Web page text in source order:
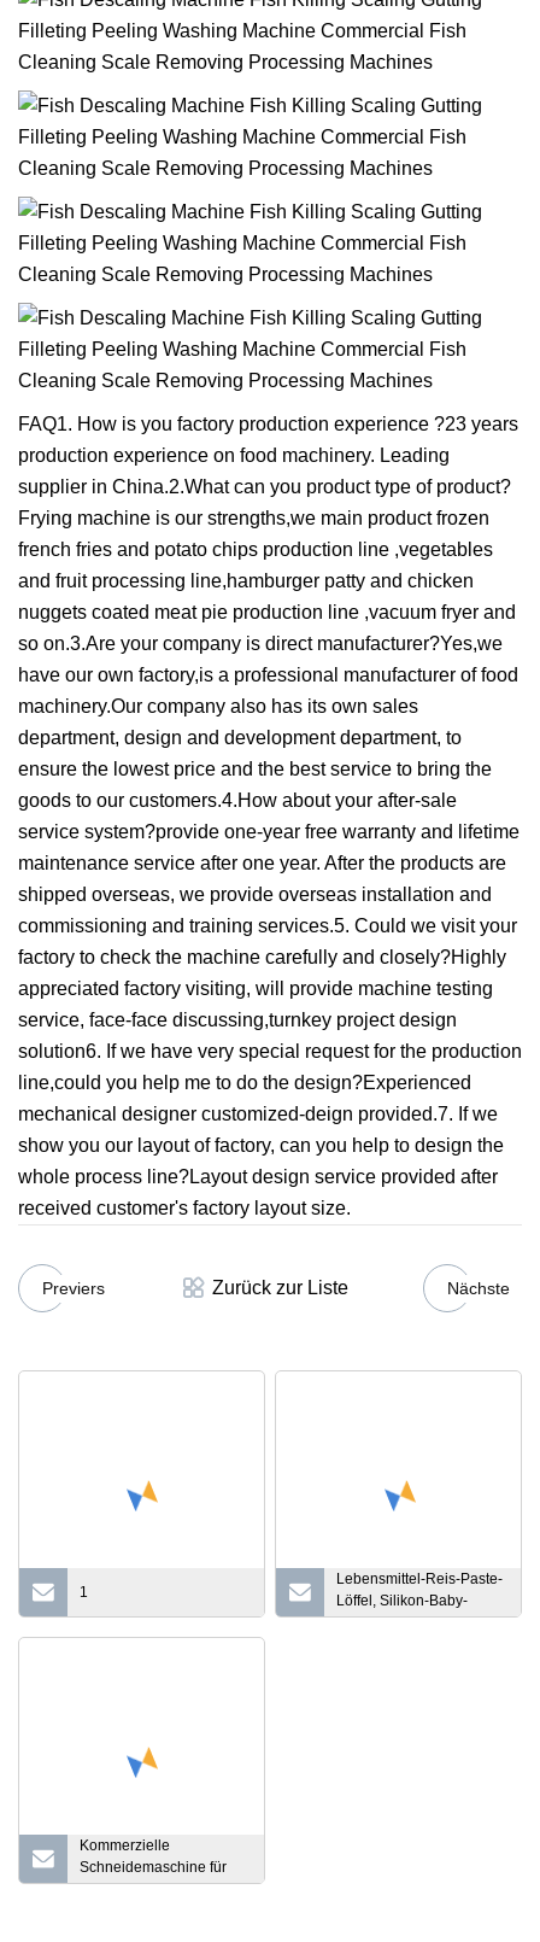
FAQ1. How is you factory production experience ?23 years
production experience on food machinery. Leading
supplier in China.2.What can you product type of product?
Frying machine is our strengths,we main product frozen
french fries and potato chips production line ,vegetables
and fruit processing line,hamburger patty and chicken
nuggets coated meat pie production line ,vacuum fryer and
so on.3.Are your company is direct manufacturer?Yes,we
have our own factory,is a professional manufacturer of food
machinery.Our company also has its own sales
department, design and development department, to
ensure the lowest price and the best service to bring the
goods to our customers.4.How about your after-sale
service system?provide one-year free warranty and lifetime
maintenance service after one year. After the products are
shipped overseas, we provide overseas installation and
commissioning and training services.5. Could we visit your
factory to check the machine carefully and closely?Highly
appreciated factory visiting, will provide machine testing
service, face-face discussing,turnkey project design
solution6. If we have very special request for the production
line,could you help me to do the design?Experienced
mechanical designer customized-deign provided.7. If we
show you our layout of factory, can you help to design the
whole process line?Layout design service provided after
received customer's factory layout size.
Previers Zurück zur Liste Nächste
1
Lebensmittel-Reis-Paste-
Löffel, Silikon-Baby-
Kleinkind-Babyflasche mit
Kommerzielle
Schneidemaschine für
gefrorenes Fleisch,